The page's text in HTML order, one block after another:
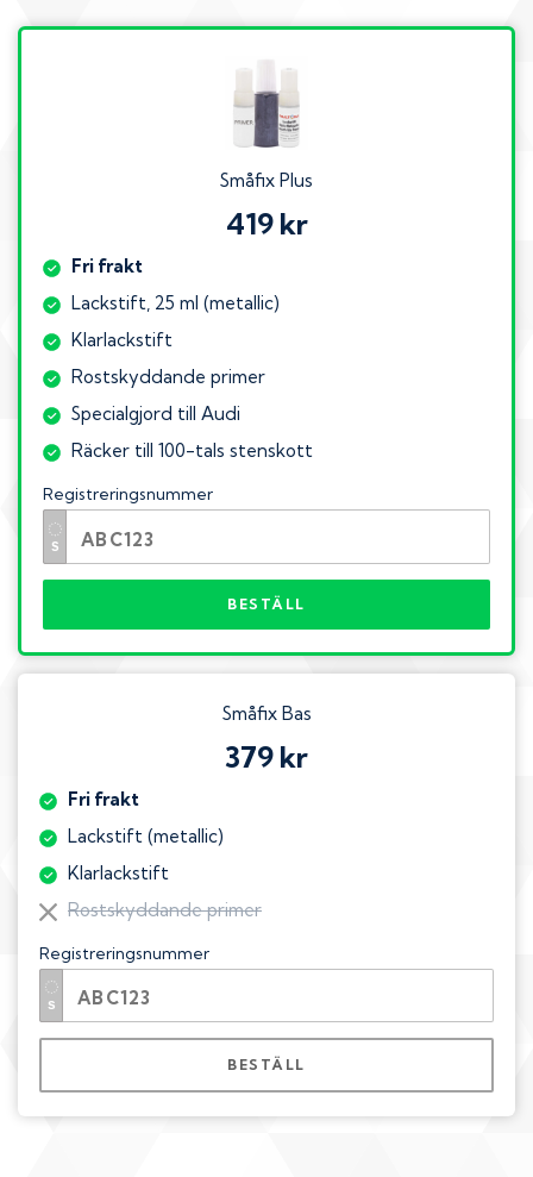
Småfix Plus
419 kr
Fri frakt
Lackstift, 25 ml (metallic)
Klarlackstift
Rostskyddande primer
Specialgjord till Audi
Räcker till 100-tals stenskott
Registreringsnummer
BESTÄLL
Småfix Bas
379 kr
Fri frakt
Lackstift (metallic)
Klarlackstift
Rostskyddande primer
Registreringsnummer
BESTÄLL